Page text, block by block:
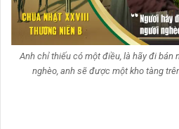
Anh chỉ thiếu có một điều, là hãy đi bán
nghèo, anh sẽ được một kho tàng